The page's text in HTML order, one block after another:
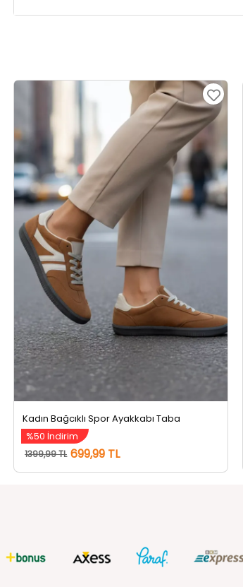
Kadın Bağcıklı Spor Ayakkabı Taba
%50 İndirim
1399,99 TL 699,99 TL